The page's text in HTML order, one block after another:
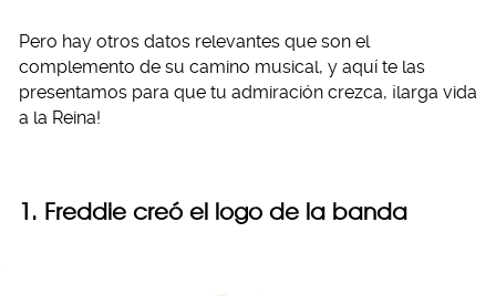
Pero hay otros datos relevantes que son el
complemento de su camino musical, y aquí te las
presentamos para que tu admiración crezca, ¡larga vida
a la Reina!
1. Freddie creó el logo de la banda